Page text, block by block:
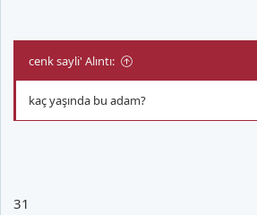
cenk sayli' Alıntı:
kaç yaşında bu adam?
31